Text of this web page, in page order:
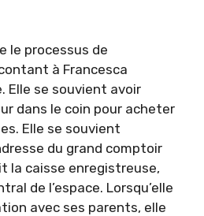
le processus de
à Francesca
Elle se souvient avoir
dans le coin pour acheter
Elle se souvient
du grand comptoir
la caisse enregistreuse,
de l’espace. Lorsqu’elle
avec ses parents, elle